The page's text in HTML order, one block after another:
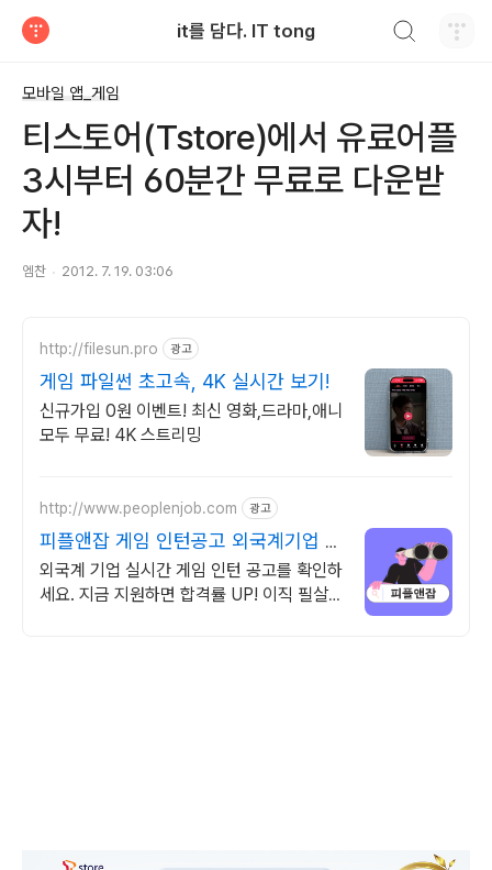
it를 담다. IT tong
모바일 앱_게임
티스토어(Tstore)에서 유료어플
3시부터 60분간 무료로 다운받
자!
엠찬 2012. 7. 19. 03:06
http://filesun.pro 광고
게임 파일썬 초고속, 4K 실시간 보기!
신규가입 0원 이벤트! 최신 영화,드라마,애니
모두 무료! 4K 스트리밍
http://www.peoplenjob.com 광고
피플앤잡 게임 인턴공고 외국계기업 취
업은 피플앤잡
외국계 기업 실시간 게임 인턴 공고를 확인하
세요. 지금 지원하면 합격률 UP! 이직 필살